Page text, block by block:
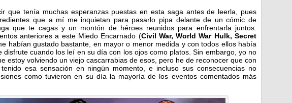
que tenía muchas esperanzas puestas en esta saga antes de leerla, pues
que a mí me inquietan para pasarlo pipa delante de un cómic de
que te cagas y un montón de héroes reunidos para enfrentarla juntos.
anteriores a este Miedo Encarnado (Civil War, World War Hulk, Secret
habían gustado bastante, en mayor o menor medida y con todos ellos había
disfrute cuando los leí en su día con los ojos como platos. Sin embargo, yo no
estoy volviendo un viejo cascarrabias de esos, pero he de reconocer que con
esa sensación en ningún momento, e incluso sus consecuencias no
como tuvieron en su día la mayoría de los eventos comentados más